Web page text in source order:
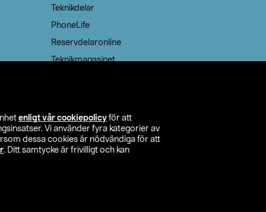
enligt vår cookiepolicy för att
Vi använder fyra kategorier av
dessa cookies är nödvändiga för att
. Ditt samtycke är frivilligt och kan
Teknikdelar
PhoneLife
Reservdelaronline
Teknikmagasinet